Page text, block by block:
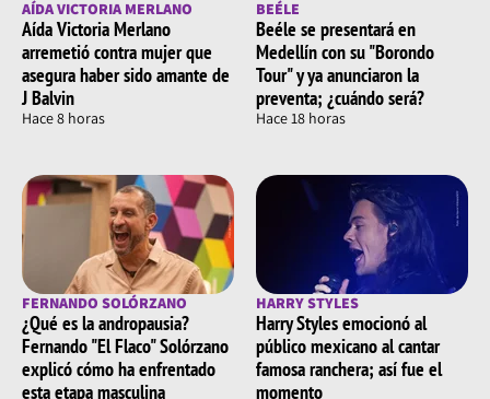
AÍDA VICTORIA MERLANO
Aída Victoria Merlano
arremetió contra mujer que
asegura haber sido amante de
J Balvin
Hace 8 horas
BEÉLE
Beéle se presentará en
Medellín con su "Borondo
Tour" y ya anunciaron la
preventa; ¿cuándo será?
Hace 18 horas
FERNANDO SOLÓRZANO
¿Qué es la andropausia?
Fernando "El Flaco" Solórzano
explicó cómo ha enfrentado
esta etapa masculina
HARRY STYLES
Harry Styles emocionó al
público mexicano al cantar
famosa ranchera; así fue el
momento